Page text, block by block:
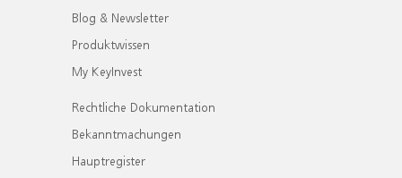
Blog & Newsletter
Produktwissen
My KeyInvest
Rechtliche Dokumentation
Bekanntmachungen
Hauptregister